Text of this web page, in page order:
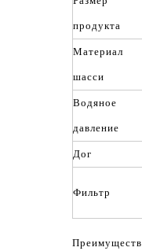
продукта
Материал
шасси
Водяное
давление
Дог
Фильтр